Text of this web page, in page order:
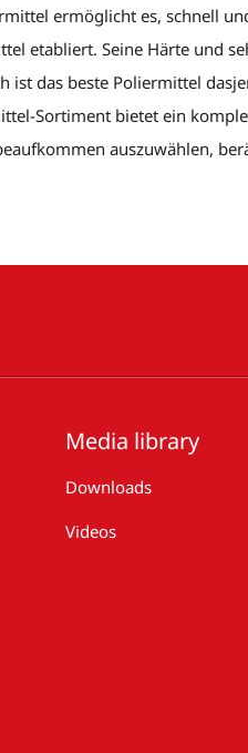
ermöglicht es, schnell
etabliert. Seine Härte und
das beste Poliermittel
Sortiment bietet ein
auszuwählen,
Media library
Downloads
Videos